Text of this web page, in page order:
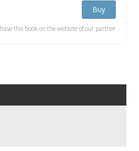
Buy
this book on the website of our partner